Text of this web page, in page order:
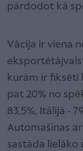
pārdodot kā
Vācija ir viena
kurām ir fiksēti
pat 20% no
83,5%, Itālijā -
Automašīnas
sastāda lielāko